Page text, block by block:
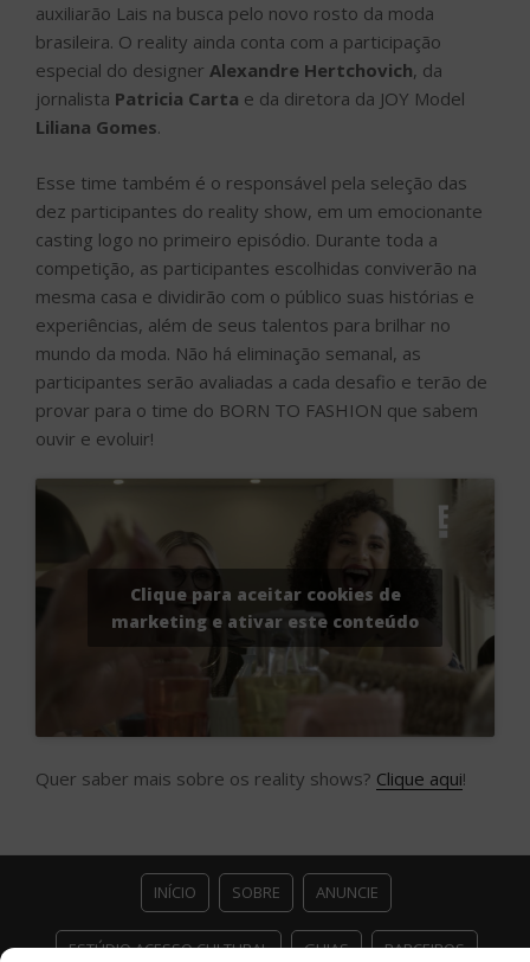
auxiliarão Lais na busca pelo novo rosto da moda
brasileira. O reality ainda conta com a participação
especial do designer Alexandre Hertchovich, da
jornalista Patricia Carta e da diretora da JOY Model
Liliana Gomes.
Esse time também é o responsável pela seleção das
dez participantes do reality show, em um emocionante
casting logo no primeiro episódio. Durante toda a
competição, as participantes escolhidas conviverão na
mesma casa e dividirão com o público suas histórias e
experiências, além de seus talentos para brilhar no
mundo da moda. Não há eliminação semanal, as
participantes serão avaliadas a cada desafio e terão de
provar para o time do BORN TO FASHION que sabem
ouvir e evoluir!
Clique para aceitar cookies de
marketing e ativar este conteúdo
Quer saber mais sobre os reality shows? Clique aqui!
INÍCIO SOBRE ANUNCIE
ESTÚDIO ACESSO CULTURAL GUIAS PARCEIROS